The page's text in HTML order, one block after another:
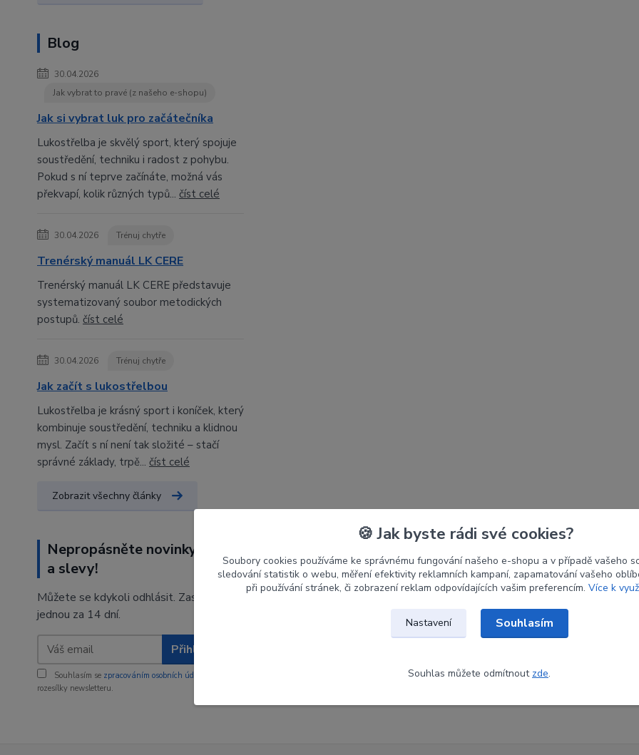
Blog
30.04.2026
Jak vybrat to pravé (z našeho e-shopu)
Jak si vybrat luk pro začátečníka
Lukostřelba je skvělý sport, který spojuje
soustředění, techniku i radost z pohybu.
Pokud s ní teprve začínáte, možná vás
překvapí, kolik různých typů... číst celé
30.04.2026 Trénuj chytře
Trenérský manuál LK CERE
Trenérský manuál LK CERE představuje
systematizovaný soubor metodických
postupů. číst celé
30.04.2026 Trénuj chytře
Jak začít s lukostřelbou
Lukostřelba je krásný sport i koníček, který
kombinuje soustředění, techniku a klidnou
mysl. Začít s ní není tak složité – stačí
správné základy, trpě... číst celé
Zobrazit všechny články
Nepropásněte novinky, akce
a slevy!
Můžete se kdykoli odhlásit. Zasíláme
jednou za 14 dní.
Přihlásit se
Souhlasím se zpracováním osobních údajů
rozesílky newsletteru.
🍪 Jak byste rádi své cookies?
Soubory cookies používáme ke správnému fungování našeho e-shopu a v případě vašeho
sledování statistik o webu, měření efektivity reklamních kampaní, zapamatování vašeho
při používání stránek, či zobrazení reklam odpovídajících vašim preferencím. Více k
Nastavení Souhlasím
Souhlas můžete odmítnout zde.